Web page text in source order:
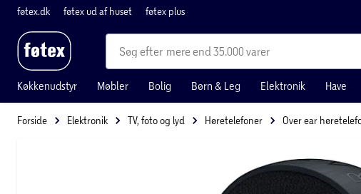
føtex.dk føtex ud af huset føtex plus
mere end 35.000 varer
Køkkenudstyr Møbler Bolig Børn & Leg Elektronik Have
Forside Elektronik TV, foto og lyd Høretelefoner Over ear